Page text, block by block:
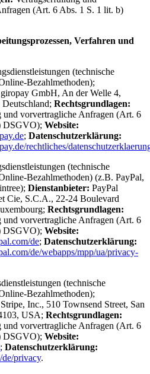
(Art. 6 Abs. 1 S. 1 lit. b)
Verfahren und
(technische
Bezahlmethoden);
giropay GmbH, An der Welle 4,
Rechtsgrundlagen:
und vorvertragliche Anfragen (Art. 6
DSGVO); Website:
; Datenschutzerklärung:
rechtliches/
(technische
Bezahlmethoden) (z.B. PayPal,
Dienstanbieter: PayPal
Cie, S.C.A., 22-24 Boulevard
Rechtsgrundlagen:
und vorvertragliche Anfragen (Art. 6
DSGVO); Website:
de; Datenschutzerklärung:
de/webapps/mpp/ua/privacy-
(technische
Bezahlmethoden);
Stripe, Inc., 510 Townsend Street, San
USA; Rechtsgrundlagen:
und vorvertragliche Anfragen (Art. 6
DSGVO); Website:
; Datenschutzerklärung:
de/privacy.